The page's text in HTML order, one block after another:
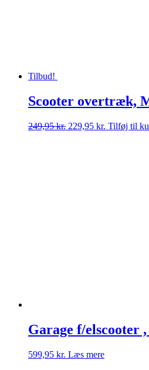
Tilbud!
Scooter overtræk,
249,95kr. Den
229,95 kr. Den
Tilføj til
Garage f/elscooter
599,95 kr. Læs mere